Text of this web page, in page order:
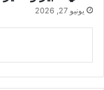
يونيو 27, 2026